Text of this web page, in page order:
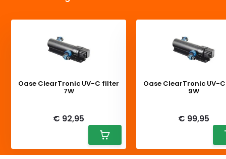
Oase ClearTronic UV-C filter
7W
€ 92,95
Oase ClearTronic UV-
9W
€ 99,95